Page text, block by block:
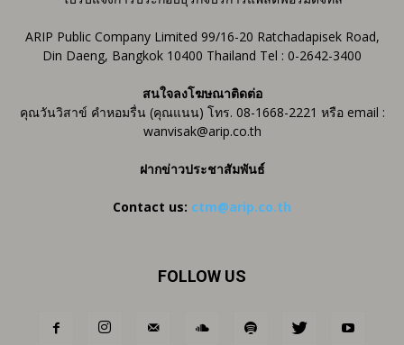
ARIP Public Company Limited 99/16-20 Ratchadapisek Road,
Din Daeng, Bangkok 10400 Thailand Tel : 0-2642-3400
สนใจลงโฆษณาติดต่อ
คุณวันวิสาข์ คำหอมรื่น (คุณแนน) โทร. 08-1668-2221 หรือ email :
wanvisak@arip.co.th
ฝากข่าวประชาสัมพันธ์
Contact us: ctm@arip.co.th
FOLLOW US